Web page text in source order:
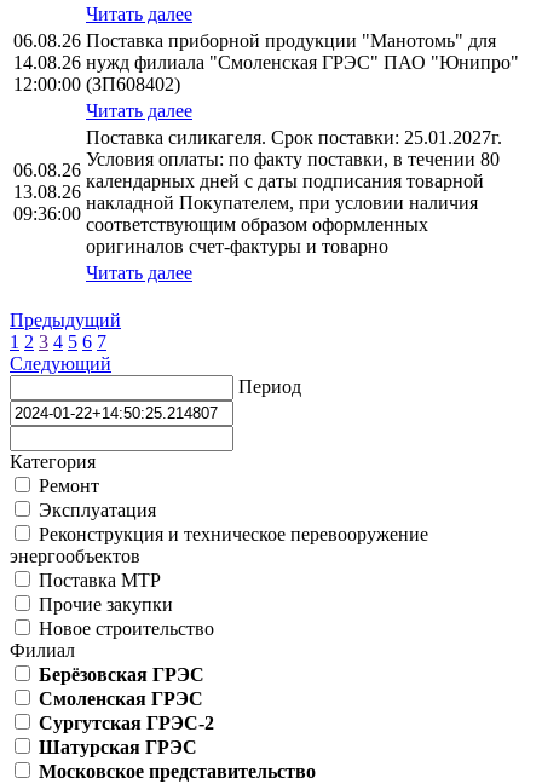
Читать далее
06.08.26
14.08.26
12:00:00
Поставка приборной продукции "Манотомь" для
нужд филиала "Смоленская ГРЭС" ПАО "Юнипро"
(ЗП608402)
Читать далее
06.08.26
13.08.26
09:36:00
Поставка силикагеля. Срок поставки: 25.01.2027г.
Условия оплаты: по факту поставки, в течении 80
календарных дней с даты подписания товарной
накладной Покупателем, при условии наличия
соответствующим образом оформленных
оригиналов счет-фактуры и товарно
Читать далее
Предыдущий
1 2 3 4 5 6 7
Следующий
Период
Категория
Ремонт
Эксплуатация
Реконструкция и техническое перевооружение
энергообъектов
Поставка МТР
Прочие закупки
Новое строительство
Филиал
Берёзовская ГРЭС
Смоленская ГРЭС
Сургутская ГРЭС-2
Шатурская ГРЭС
Московское представительство